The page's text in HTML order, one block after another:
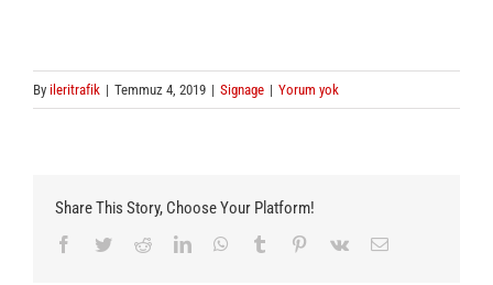
By ileritrafik | Temmuz 4, 2019 | Signage | Yorum yok
Share This Story, Choose Your Platform!
Facebook
TwitterRedditLinkedInWhatsApp
Tumblr Pinterest
Vk
E-